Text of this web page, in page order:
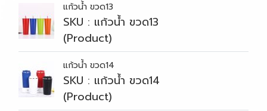
แก้วน้ำ ขวด13
SKU : แก้วน้ำ ขวด13
(Product)
แก้วน้ำ ขวด14
SKU : แก้วน้ำ ขวด14
(Product)